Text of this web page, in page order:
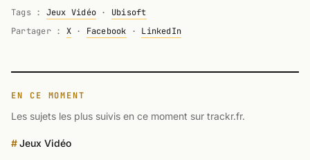
Tags : Jeux Vidéo · Ubisoft
Partager : X· Facebook · LinkedIn
EN CE MOMENT
Les sujets les plus suivis en ce moment sur trackr.fr.
Jeux Vidéo